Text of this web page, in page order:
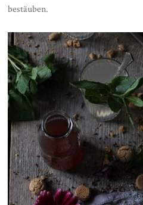
bestäuben.